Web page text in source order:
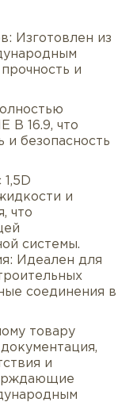
Отзывы/
Изготовлен из
и
B 16.9, что
и безопасность
и
что
системы.
Идеален для
соединения в
товару
и